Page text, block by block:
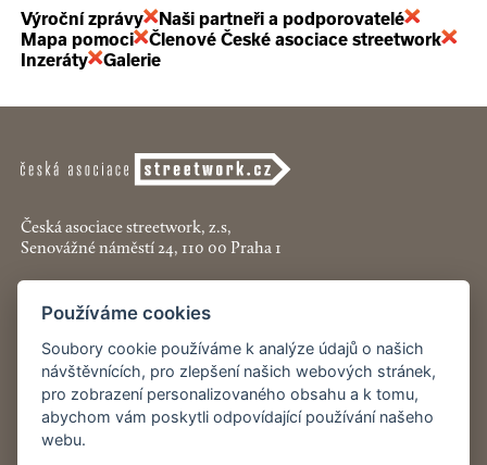
Výroční zprávy
Naši partneři a podporovatelé
Mapa pomoci
Členové České asociace streetwork
Inzeráty
Galerie
Česká asociace streetwork, z.s,
Senovážné náměstí 24, 110 00 Praha 1
+420 774 913 777
asociace@streetwork.cz
Nastavení cookies
Restartshop.cz
Používáme cookies
Soubory cookie používáme k analýze údajů o našich
návštěvnících, pro zlepšení našich webových stránek,
pro zobrazení personalizovaného obsahu a k tomu,
abychom vám poskytli odpovídající používání našeho
webu.